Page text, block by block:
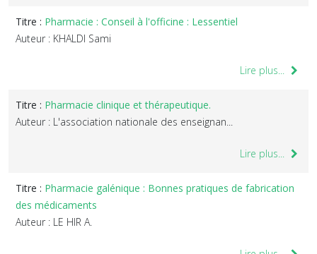
Titre : Pharmacie : Conseil à l'officine : Lessentiel
Auteur : KHALDI Sami
Lire plus...
Titre : Pharmacie clinique et thérapeutique.
Auteur : L'association nationale des enseignan...
Lire plus...
Titre : Pharmacie galénique : Bonnes pratiques de fabrication
des médicaments
Auteur : LE HIR A.